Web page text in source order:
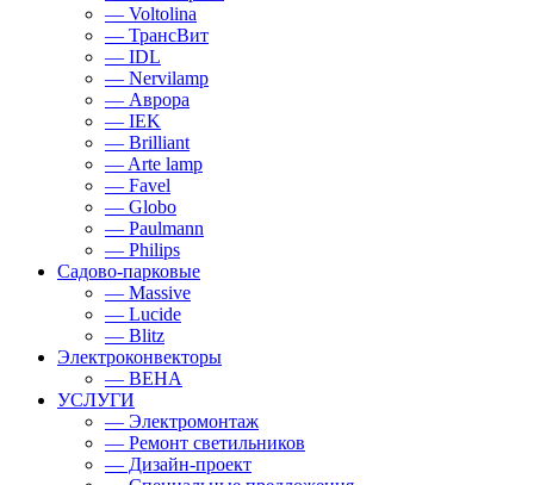
— Voltolina
— ТрансВит
— IDL
— Nervilamp
— Аврора
— IEK
— Brilliant
— Arte lamp
— Favel
— Globo
— Paulmann
— Philips
Садово-парковые
— Massive
— Lucide
— Blitz
Электроконвекторы
— BEHA
УСЛУГИ
— Электромонтаж
— Ремонт светильников
— Дизайн-проект